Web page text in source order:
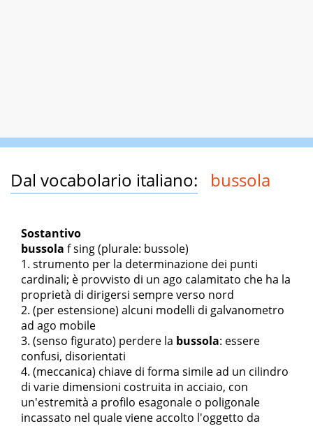
Dal vocabolario italiano: bussola
Sostantivo
bussola f sing(plurale: bussole)
strumento per la determinazione dei punti
cardinali; è provvisto di un ago calamitato che ha la
proprietà di dirigersi sempre verso nord
(per estensione) alcuni modelli di galvanometro
ad ago mobile
(senso figurato) perdere la bussola: essere
confusi, disorientati
(meccanica) chiave di forma simile ad un cilindro
di varie dimensioni costruita in acciaio, con
un'estremità a profilo esagonale o poligonale
incassato nel quale viene accolto l'oggetto da